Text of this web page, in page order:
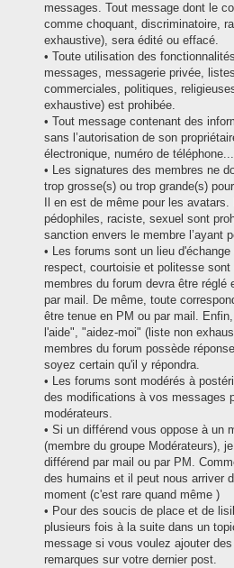
messages. Tout message dont le
comme choquant, discriminatoire,
exhaustive), sera édité ou effacé.
• Toute utilisation des
messages, messagerie privée,
commerciales, politiques,
exhaustive) est prohibée.
• Tout message contenant des
sans l’autorisation de son
électronique, numéro de
• Les signatures des membres ne
trop grosse(s) ou trop grande(s)
Il en est de même pour les
pédophiles, raciste, sexuel sont
sanction envers le membre l’ayant
• Les forums sont un lieu
respect, courtoisie et politesse sont
membres du forum devra être réglé
par mail. De même, toute
être tenue en PM ou par mail.
l'aide", "aidez-moi" (liste non
membres du forum possède
soyez certain qu'il y répondra.
• Les forums sont modérés à
des modifications à vos messages
modérateurs.
• Si un différend vous oppose à un
(membre du groupe Modérateurs),
différend par mail ou par PM.
des humains et il peut nous arriver
moment (c'est rare quand même )
• Pour des soucis de place et de
plusieurs fois à la suite dans un
message si vous voulez ajouter
remarques sur votre dernier post.